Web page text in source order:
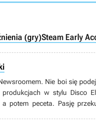
(gry)Steam Early
Nie boi się
w stylu Disco
a potem peceta. Pasję